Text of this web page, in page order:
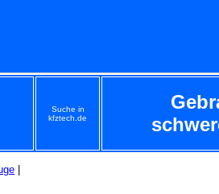
Suche in
kfztech.de